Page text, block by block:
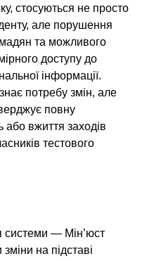
стосуються не просто
але порушення
та можливого
доступу до
інформації.
потребу змін, але
повну
або вжиття заходів
тестового
— Мін’юст
на підставі